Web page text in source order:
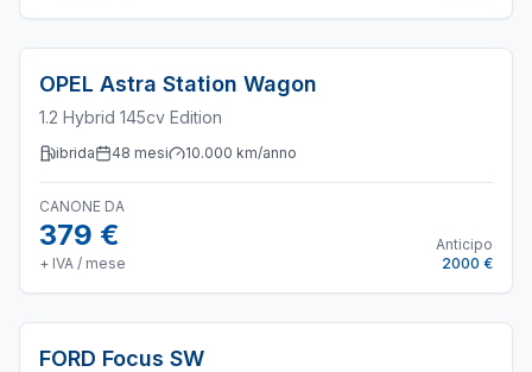
OPEL Astra Station Wagon
1.2 Hybrid 145cv Edition
ibrida 48 mesi 10.000 km/anno
CANONE DA
379 €
+ IVA / mese
Anticipo
2000 €
FORD Focus SW